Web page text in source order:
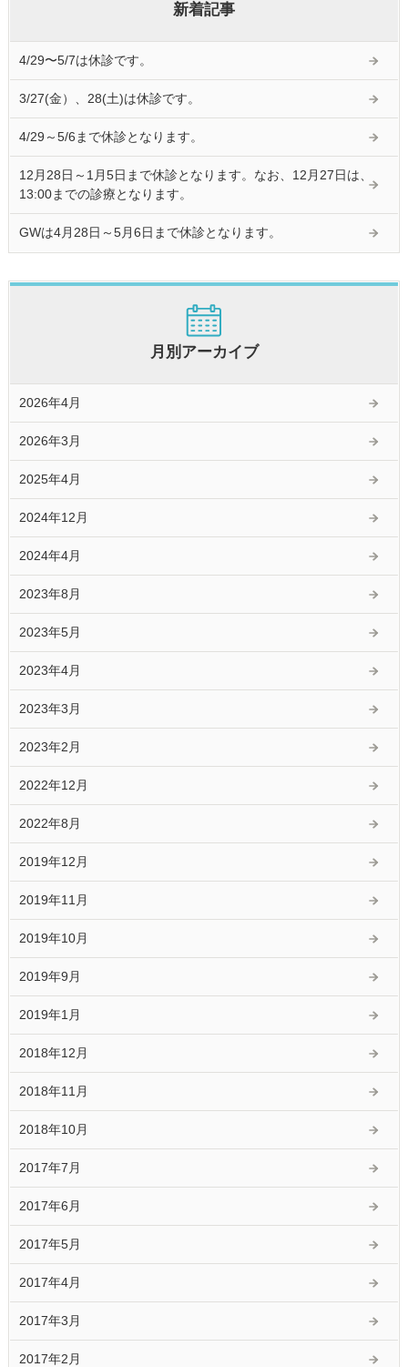
新着記事
4/29〜5/7は休診です。
3/27(金）、28(土)は休診です。
4/29～5/6まで休診となります。
12月28日～1月5日まで休診となります。なお、12月27日は、
13:00までの診療となります。
GWは4月28日～5月6日まで休診となります。
月別アーカイブ
2026年4月
2026年3月
2025年4月
2024年12月
2024年4月
2023年8月
2023年5月
2023年4月
2023年3月
2023年2月
2022年12月
2022年8月
2019年12月
2019年11月
2019年10月
2019年9月
2019年1月
2018年12月
2018年11月
2018年10月
2017年7月
2017年6月
2017年5月
2017年4月
2017年3月
2017年2月